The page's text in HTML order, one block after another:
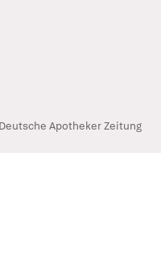
Apotheker Zeitung